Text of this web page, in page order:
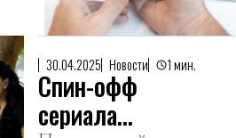
участников из
30.04.2025 Новости 1 мин.
Спин-офф
сериала